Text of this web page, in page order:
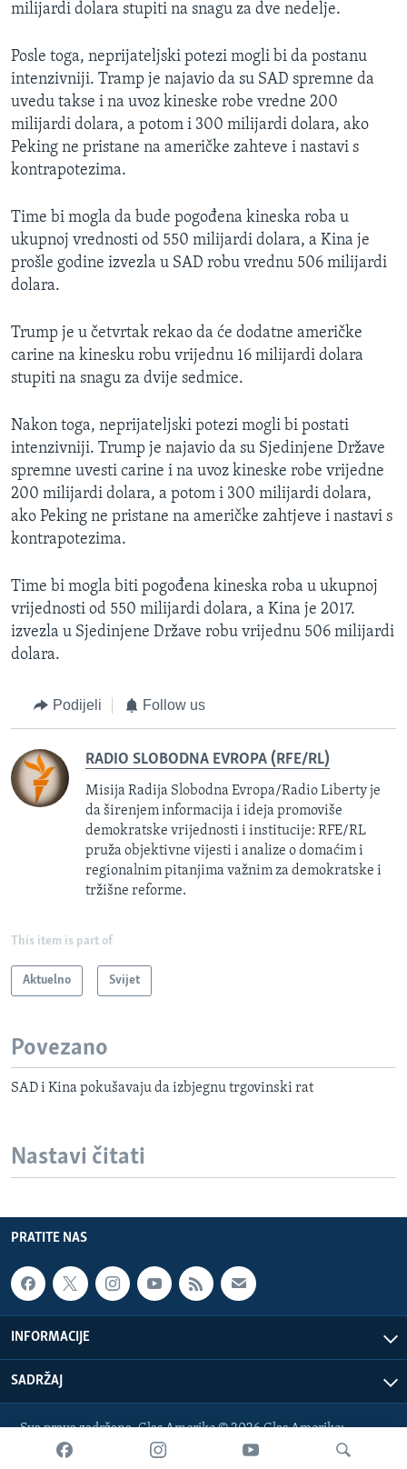
milijardi dolara stupiti na snagu za dve nedelje.
Posle toga, neprijateljski potezi mogli bi da postanu
intenzivniji. Tramp je najavio da su SAD spremne da
uvedu takse i na uvoz kineske robe vredne 200
milijardi dolara, a potom i 300 milijardi dolara, ako
Peking ne pristane na američke zahteve i nastavi s
kontrapotezima.
Time bi mogla da bude pogođena kineska roba u
ukupnoj vrednosti od 550 milijardi dolara, a Kina je
prošle godine izvezla u SAD robu vrednu 506 milijardi
dolara.
Trump je u četvrtak rekao da će dodatne američke
carine na kinesku robu vrijednu 16 milijardi dolara
stupiti na snagu za dvije sedmice.
Nakon toga, neprijateljski potezi mogli bi postati
intenzivniji. Trump je najavio da su Sjedinjene Države
spremne uvesti carine i na uvoz kineske robe vrijedne
200 milijardi dolara, a potom i 300 milijardi dolara,
ako Peking ne pristane na američke zahtjeve i nastavi s
kontrapotezima.
Time bi mogla biti pogođena kineska roba u ukupnoj
vrijednosti od 550 milijardi dolara, a Kina je 2017.
izvezla u Sjedinjene Države robu vrijednu 506 milijardi
dolara.
Podijeli Follow us
RADIO SLOBODNA EVROPA (RFE/RL)
Misija Radija Slobodna Evropa/Radio Liberty je
da širenjem informacija i ideja promoviše
demokratske vrijednosti i institucije: RFE/RL
pruža objektivne vijesti i analize o domaćim i
regionalnim pitanjima važnim za demokratske i
tržišne reforme.
This item is part of
Aktuelno Svijet
Povezano
SAD i Kina pokušavaju da izbjegnu trgovinski rat
Nastavi čitati
PRATITE NAS
INFORMACIJE
SADRŽAJ
Sva prava zadržana. Glas Amerike © 2026 Glas Amerike:
bosnian-service@voanews.com